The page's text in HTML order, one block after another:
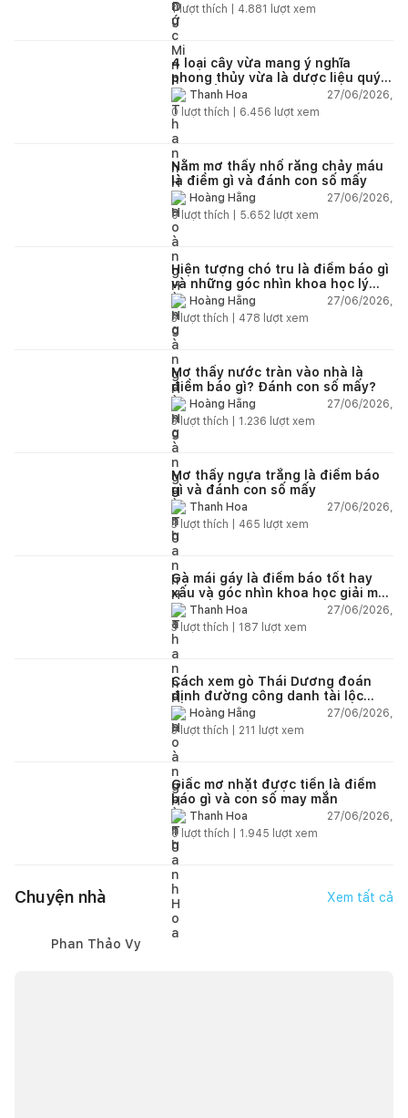
1lượt thích | 4.881 lượt xem
4 loại cây vừa mang ý nghĩa
phong thủy vừa là dược liệu quý
nên trồng trong nhà
Thanh Hoa
27/06/2026,
0 lượt thích | 6.456 lượt xem
Nằm mơ thấy nhổ răng chảy máu
là điềm gì và đánh con số mấy
Hoàng Hằng
27/06/2026,
0lượt thích | 5.652 lượt xem
Hiện tượng chó tru là điềm báo gì
và những góc nhìn khoa học lý
giảiHoàng Hằng
27/06/2026,
3lượt thích | 478 lượt xem
Mơ thấy nước tràn vào nhà là
điềm báo gì? Đánh con số mấy?
Hoàng Hằng
27/06/2026,
3lượt thích | 1.236 lượt xem
Mơ thấy ngựa trắng là điềm báo
gì và đánh con số mấy
Thanh Hoa
27/06/2026,
3lượt thích | 465 lượt xem
Gà mái gáy là điềm báo tốt hay
xấu và góc nhìn khoa học giải mã
chi tiết
Thanh Hoa
27/06/2026,
3lượt thích | 187 lượt xem
Cách xem gò Thái Dương đoán
định đường công danh tài lộc
theo nhân tướng học
Hoàng Hằng
27/06/2026,
3lượt thích | 211 lượt xem
Giấc mơ nhặt được tiền là điềm
báo gì và con số may mắn
Thanh Hoa
27/06/2026,
6 lượt thích | 1.945 lượt xem
Chuyện nhà Xem tất cả
Phan Thảo Vy